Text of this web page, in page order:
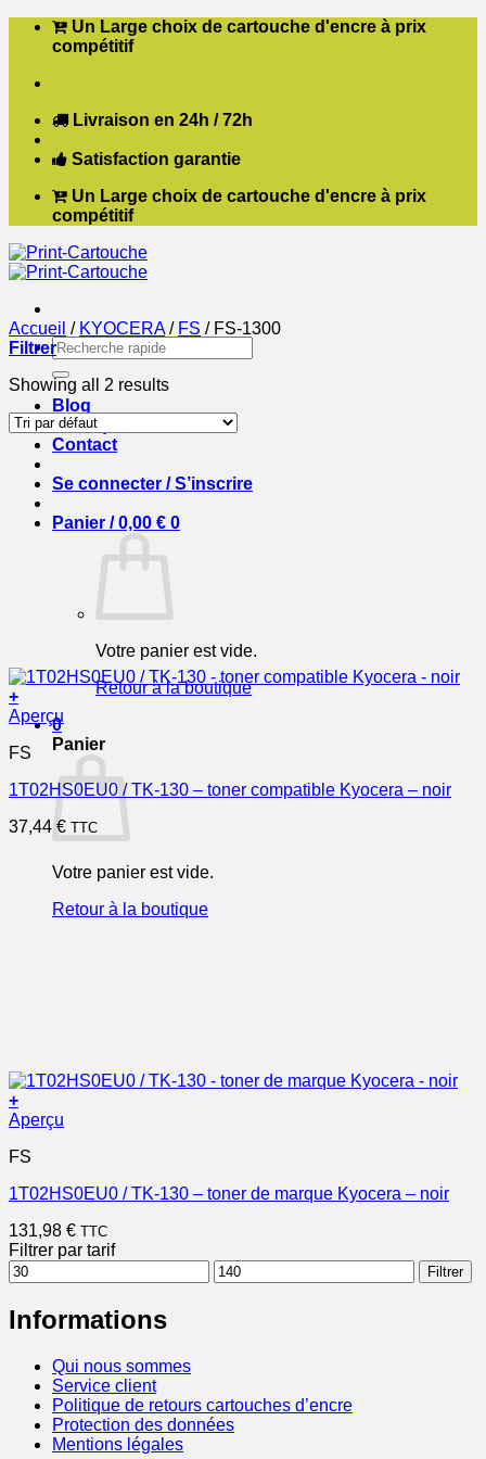
Passer Un Large choix de cartouche d'encre à prix
compétitif
Livraison en 24h / 72h
Satisfaction garantie
Un Large choix de cartouche d'encre à prix
compétitif
Recherche
pour :
Blog
Boutique
Contact
Se connecter / S’inscrire
Panier /0,00 € 0
Votre panier est vide.
Retour à la boutique
0
Panier
Votre panier est vide.
Retour à la boutique
Accueil / KYOCERA / FS /FS-1300
Filtrer
Showing all 2 results
+
Aperçu
FS
1T02HS0EU0 / TK-130 – toner compatible Kyocera – noir
37,44 € TTC
+
Aperçu
FS
1T02HS0EU0 / TK-130 – toner de marque Kyocera – noir
131,98 € TTC
Filtrer par tarif
Prix
min
Prix
max
Filtrer
Informations
Qui nous sommes
Service client
Politique de retours cartouches d’encre
Protection des données
Mentions légales